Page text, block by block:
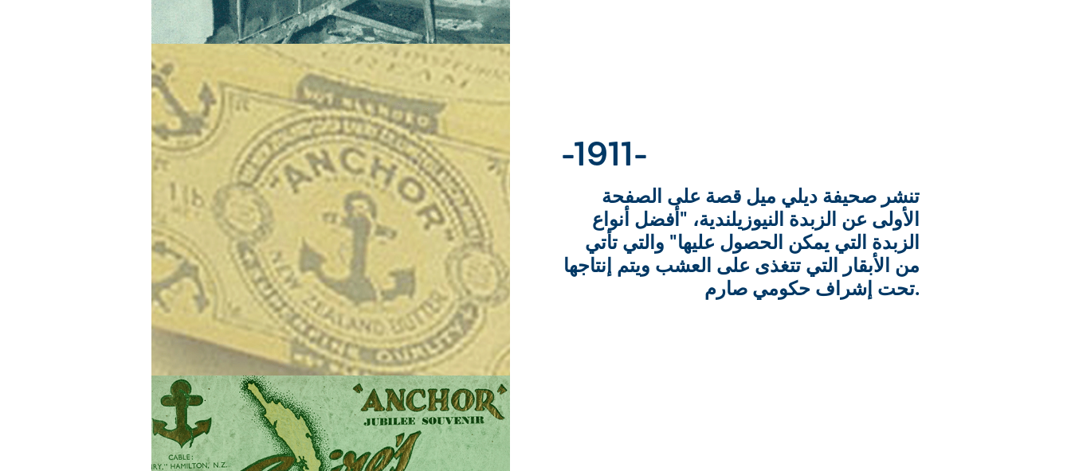
-1911-
تنشر صحيفة ديلي ميل قصة على الصفحة
الأولى عن الزبدة النيوزيلندية، "أفضل أنواع
الزبدة التي يمكن الحصول عليها" والتي تأتي
من الأبقار التي تتغذى على العشب ويتم إنتاجها
تحت إشراف حكومي صارم.